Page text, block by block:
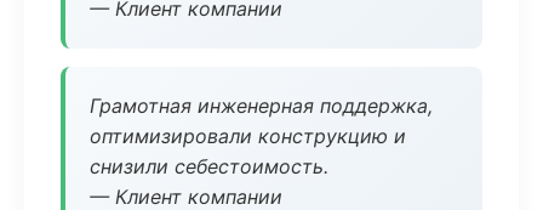
— Клиент компании
Грамотная инженерная поддержка,
оптимизировали конструкцию и
снизили себестоимость.
— Клиент компании